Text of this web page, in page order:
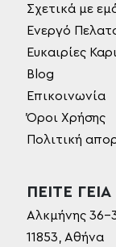
Σχετικά με
Ενεργό
Ευκαιρίες
Blog
Επικοινωνία
Όροι Χρήσης
Πολιτική
ΠΕΙΤΕ ΓΕΙΑ
Αλκμήνης 36-
11853, Αθήνα